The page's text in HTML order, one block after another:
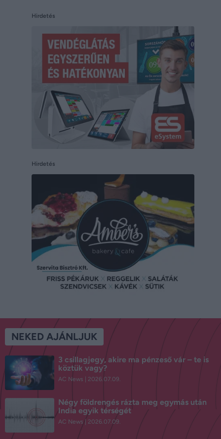
Hirdetés
Hirdetés
NEKED AJÁNLJUK
3 csillagjegy, akire ma pénzeső vár – te is
köztük vagy?
AC News 2026.07.09.
Négy földrengés rázta meg egymás után
India egyik térségét
AC News 2026.07.09.